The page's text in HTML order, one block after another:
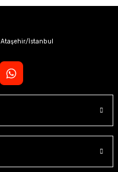
Ataşehir/İstanbul